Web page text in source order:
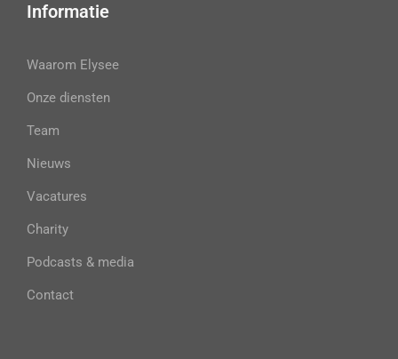
Informatie
Waarom Elysee
Onze diensten
Team
Nieuws
Vacatures
Charity
Podcasts & media
Contact